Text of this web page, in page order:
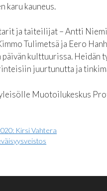
karu kauneus.
ja taiteilijat – Antti
Tulimetsä ja Eero
päivän kulttuurissa.
juurtunutta ja
Muotoilukeskus
Kirsi Vahtera